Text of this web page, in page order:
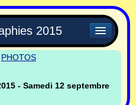
2015
PHOTOS
- Samedi 12 septembre